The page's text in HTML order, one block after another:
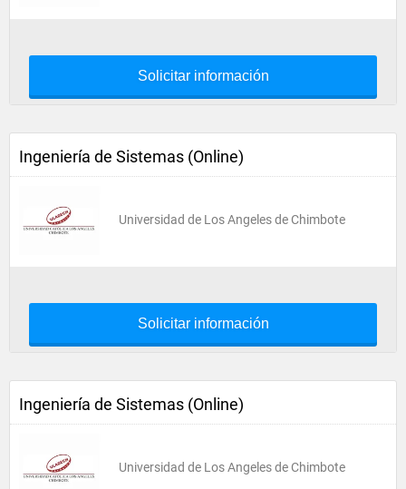
Solicitar información
Ingeniería de Sistemas (Online)
Universidad de Los Angeles de Chimbote
Solicitar información
Ingeniería de Sistemas (Online)
Universidad de Los Angeles de Chimbote